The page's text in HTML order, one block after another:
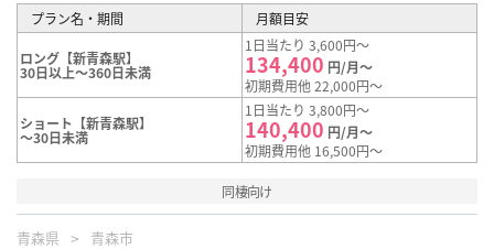
プラン名・期間 月額目安
ロング【新青森駅】
30日以上～360日未満
1日当たり 3,600円～
134,400 円/月～
初期費用他 22,000円～
ショート【新青森駅】
～30日未満
1日当たり 3,800円～
140,400 円/月～
初期費用他 16,500円～
同棲向け
青森県 青森市